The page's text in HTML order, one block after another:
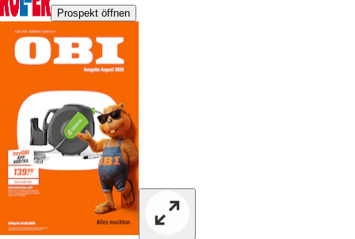
Prospekt öffnen